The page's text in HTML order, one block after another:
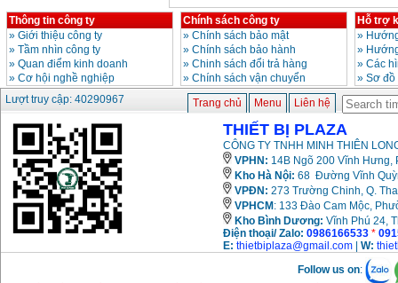
Thông tin công ty
» Giới thiệu công ty
» Tầm nhìn công ty
» Quan điểm kinh doanh
» Cơ hội nghề nghiệp
Chính sách công ty
» Chính sách bảo mật
» Chính sách bảo hành
» Chinh sách đổi trả hàng
» Chính sách vận chuyển
Hỗ trợ
»
»
» Các
» Sơ
Lượt truy cập: 40290967
Trang chủ Menu Liên hệ
THIẾT BỊ PLAZA
CÔNG TY TNHH MINH THIÊN
VPHN: 14B Ngõ 200 Vĩnh Hưng,
Kho Hà Nội: 68 Đường Vĩnh
VPĐN: 273 Trường Chinh, Q.
VPHCM : 133 Đào Cam Mộc,
Kho Bình Dương: Vĩnh Phú 24,
Điện thoại/ Zalo: 0986166533 *
E: thietbiplaza@gmail.com W:
Follow us on: